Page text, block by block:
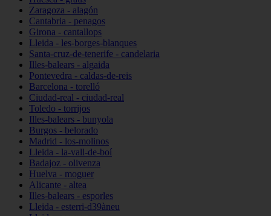
Zaragoza - alagón
Cantabria - penagos
Girona - cantallops
Lleida - les-borges-blanques
Santa-cruz-de-tenerife - candelaria
Illes-balears - algaida
Pontevedra - caldas-de-reis
Barcelona - torelló
Ciudad-real - ciudad-real
Toledo - torrijos
Illes-balears - bunyola
Burgos - belorado
Madrid - los-molinos
Lleida - la-vall-de-boí
Badajoz - olivenza
Huelva - moguer
Alicante - altea
Illes-balears - esporles
Lleida - esterri-d39àneu